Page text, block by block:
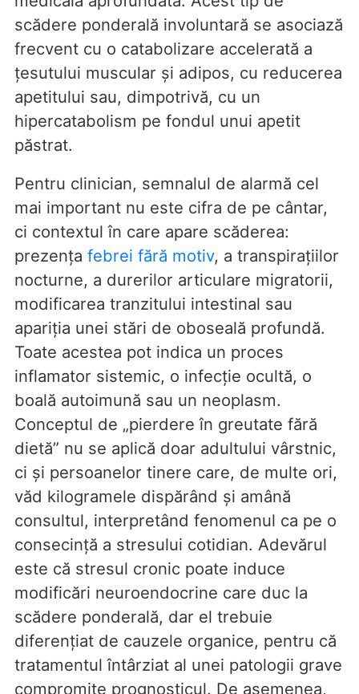
scădere ponderală involuntară se asociază
frecvent cu o catabolizare accelerată a
țesutului muscular și adipos, cu reducerea
apetitului sau, dimpotrivă, cu un
hipercatabolism pe fondul unui apetit
păstrat.
Pentru clinician, semnalul de alarmă cel
mai important nu este cifra de pe cântar,
ci contextul în care apare scăderea:
prezența febrei fără motiv, a transpirațiilor
nocturne, a durerilor articulare migratorii,
modificarea tranzitului intestinal sau
apariția unei stări de oboseală profundă.
Toate acestea pot indica un proces
inflamator sistemic, o infecție ocultă, o
boală autoimună sau un neoplasm.
Conceptul de „pierdere în greutate fără
dietă” nu se aplică doar adultului vârstnic,
ci și persoanelor tinere care, de multe ori,
văd kilogramele dispărând și amână
consultul, interpretând fenomenul ca pe o
consecință a stresului cotidian. Adevărul
este că stresul cronic poate induce
modificări neuroendocrine care duc la
scădere ponderală, dar el trebuie
diferențiat de cauzele organice, pentru că
tratamentul întârziat al unei patologii grave
compromite prognosticul. De asemenea,